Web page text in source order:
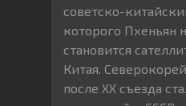
советско-
которого Пхеньян
становится
Китая.
после XX съезда